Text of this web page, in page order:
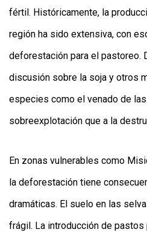
fértil. Históricamente, la
región ha sido extensiva, con
deforestación para el pastoreo.
discusión sobre la soja y otros
especies como el venado de
sobreexplotación que a la
En zonas vulnerables como
la deforestación tiene
dramáticas. El suelo en las
frágil. La introducción de pastos